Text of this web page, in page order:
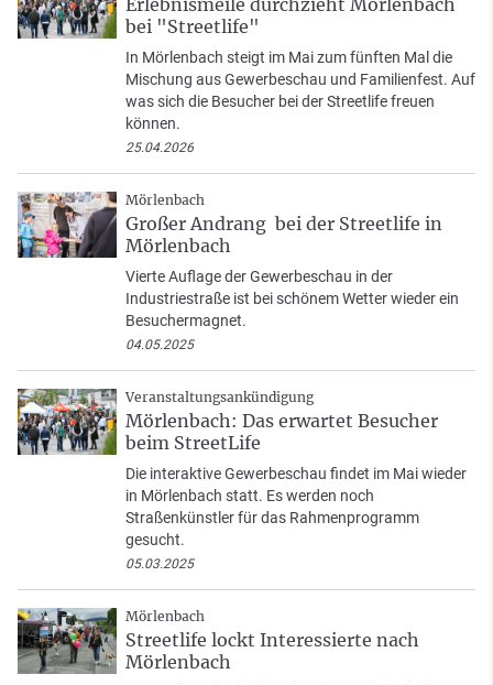
Erlebnismeile durchzieht Mörlenbach
bei "Streetlife"
In Mörlenbach steigt im Mai zum fünften Mal die
Mischung aus Gewerbeschau und Familienfest. Auf
was sich die Besucher bei der Streetlife freuen
können.
25.04.2026
Mörlenbach
Großer Andrang bei der Streetlife in
Mörlenbach
Vierte Auflage der Gewerbeschau in der
Industriestraße ist bei schönem Wetter wieder ein
Besuchermagnet.
04.05.2025
Veranstaltungsankündigung
Mörlenbach: Das erwartet Besucher
beim StreetLife
Die interaktive Gewerbeschau findet im Mai wieder
in Mörlenbach statt. Es werden noch
Straßenkünstler für das Rahmenprogramm
gesucht.
05.03.2025
Mörlenbach
Streetlife lockt Interessierte nach
Mörlenbach